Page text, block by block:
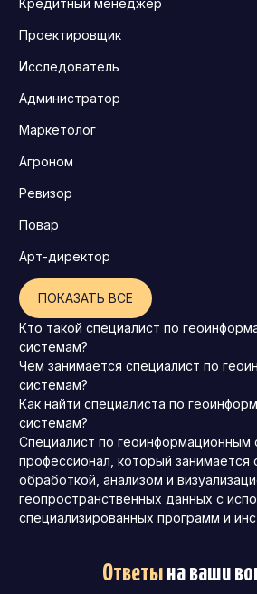
Проектировщик
Исследователь
Администратор
Маркетолог
Агроном
Ревизор
Повар
Арт-директор
ПОКАЗАТЬ ВСЕ
Кто такой специалист по
системам?
Чем занимается специалист по
системам?
Как найти специалиста по
системам?
Специалист по
профессионал, который занимается
обработкой, анализом и
геопространственных данных с
специализированных программ и
Ответына ваши